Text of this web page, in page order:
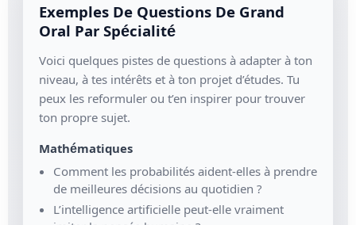
Exemples De Questions De Grand
Oral Par Spécialité
Voici quelques pistes de questions à adapter à ton
niveau, à tes intérêts et à ton projet d’études. Tu
peux les reformuler ou t’en inspirer pour trouver
ton propre sujet.
Mathématiques
Comment les probabilités aident-elles à prendre
de meilleures décisions au quotidien ?
L’intelligence artificielle peut-elle vraiment